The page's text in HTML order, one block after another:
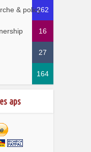
& policy262
16
27
164
aps